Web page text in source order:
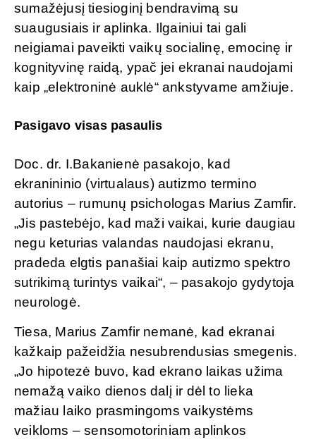
sumažėjusį tiesioginį bendravimą su
suaugusiais ir aplinka. Ilgainiui tai gali
neigiamai paveikti vaikų socialinę, emocinę ir
kognityvinę raidą, ypač jei ekranai naudojami
kaip „elektroninė auklė“ ankstyvame amžiuje.
Pasigavo visas pasaulis
Doc. dr. I.Bakanienė pasakojo, kad
ekranininio (virtualaus) autizmo termino
autorius – rumunų psichologas Marius Zamfir.
„Jis pastebėjo, kad maži vaikai, kurie daugiau
negu keturias valandas naudojasi ekranu,
pradeda elgtis panašiai kaip autizmo spektro
sutrikimą turintys vaikai“, – pasakojo gydytoja
neurologė.
Tiesa, Marius Zamfir nemanė, kad ekranai
kažkaip pažeidžia nesubrendusias smegenis.
„Jo hipotezė buvo, kad ekrano laikas užima
nemažą vaiko dienos dalį ir dėl to lieka
mažiau laiko prasmingoms vaikystėms
veikloms – sensomotoriniam aplinkos